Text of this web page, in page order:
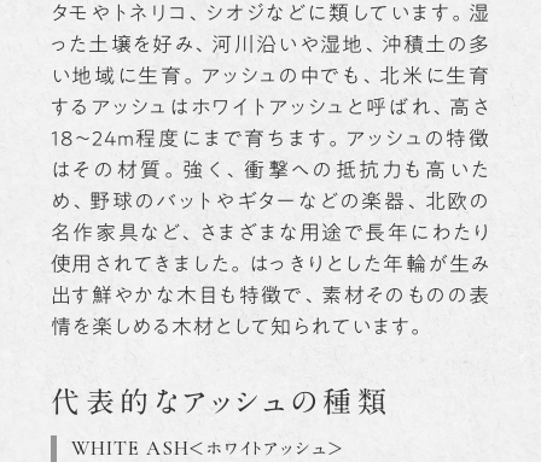
タモやトネリコ、シオジなどに類しています。湿
った土壌を好み、河川沿いや湿地、沖積土の多
い地域に生育。アッシュの中でも、北米に生育
するアッシュはホワイトアッシュと呼ばれ、高さ
18～24m程度にまで育ちます。アッシュの特徴
はその材質。強く、衝撃への抵抗力も高いた
め、野球のバットやギターなどの楽器、北欧の
名作家具など、さまざまな用途で長年にわたり
使用されてきました。はっきりとした年輪が生み
出す鮮やかな木目も特徴で、素材そのものの表
情を楽しめる木材として知られています。
代表的なアッシュの種類
WHITE ASH<ホワイトアッシュ>